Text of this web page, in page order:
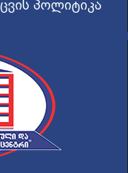
პოლიტიკა